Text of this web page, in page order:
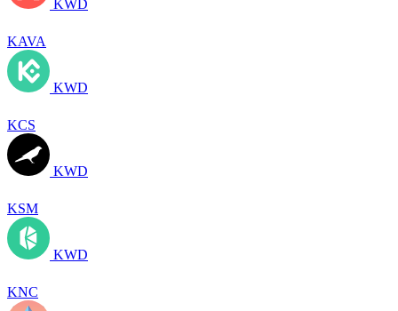
KWD
KAVA
KWD
KCS
KWD
KSM
KWD
KNC